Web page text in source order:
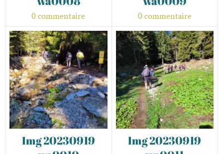
0 commentaire 0 commentaire
Img 20230919
Img 20230919